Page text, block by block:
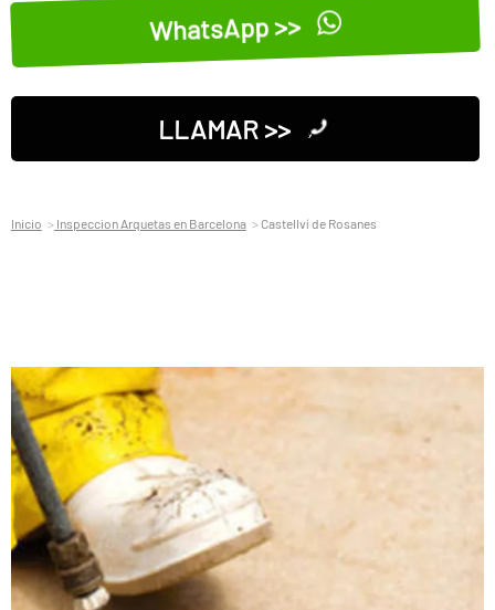
WhatsApp >>
LLAMAR >>
Inicio Inspeccion Arquetas en Barcelona Castellví de Rosanes